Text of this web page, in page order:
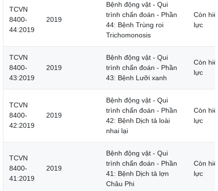
TCVN
8400-
44:2019
2019
Bệnh động vật - Qui
trình chẩn đoán - Phần
44: Bệnh Trùng roi
Trichomonosis
Còn
lực
TCVN
8400-
43:2019
2019
Bệnh động vật - Qui
trình chẩn đoán - Phần
43: Bệnh Lưỡi xanh
Còn
lực
TCVN
8400-
42:2019
2019
Bệnh động vật - Qui
trình chẩn đoán - Phần
42: Bệnh Dịch tả loài
nhai lại
Còn
lực
TCVN
8400-
41:2019
2019
Bệnh động vật - Qui
trình chẩn đoán - Phần
41: Bệnh Dịch tả lợn
Châu Phi
Còn
lực